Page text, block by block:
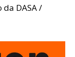
DASA /